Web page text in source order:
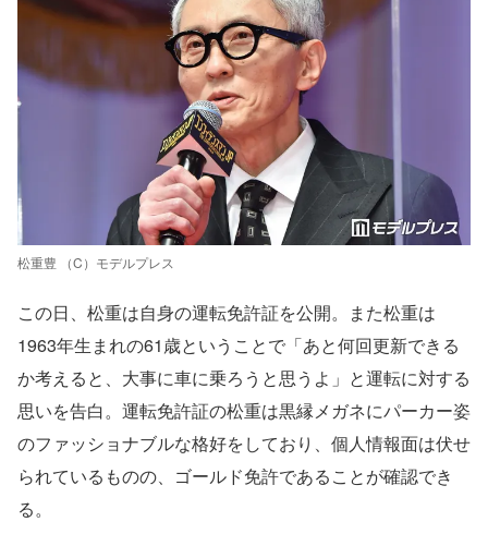
松重豊 （C）モデルプレス
この日、松重は自身の運転免許証を公開。また松重は
1963年生まれの61歳ということで「あと何回更新できる
か考えると、大事に車に乗ろうと思うよ」と運転に対する
思いを告白。運転免許証の松重は黒縁メガネにパーカー姿
のファッショナブルな格好をしており、個人情報面は伏せ
られているものの、ゴールド免許であることが確認でき
る。